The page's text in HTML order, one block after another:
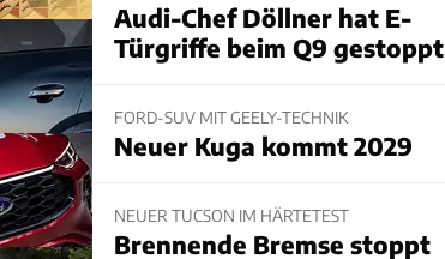
Audi-Chef Döllner hat E-
Türgriffe beim Q9 gestoppt
FORD-SUV MIT GEELY-TECHNIK
Neuer Kuga kommt 2029
NEUER TUCSON IM HÄRTETEST
Brennende Bremse stoppt